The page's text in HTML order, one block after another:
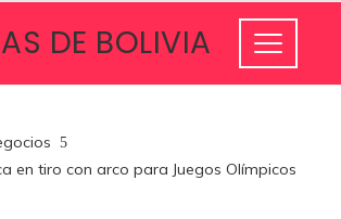
DE BOLIVIA
en tiro con arco para Juegos Olímpicos